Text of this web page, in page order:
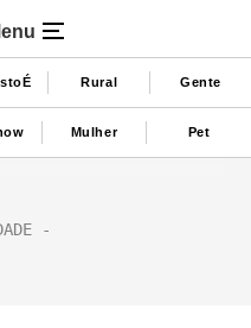
Rural Gente
Mulher Pet